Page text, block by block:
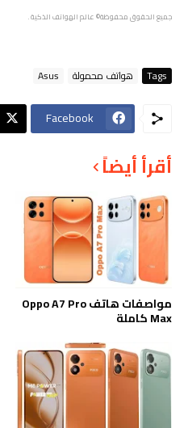
جميع الحقوق محفوظة© عالم الهواتف الذكية .
Tags هواتف محمولة Asus
Facebook
أقرأ أيضاً
مواصفات هاتف Oppo A7 Pro
Max كاملة